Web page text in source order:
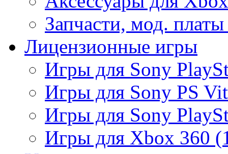
Запчасти, мод.
Лицензионные игры
Игры для Sony
Игры для Sony PS
Игры для Sony
Игры для Xbox 360